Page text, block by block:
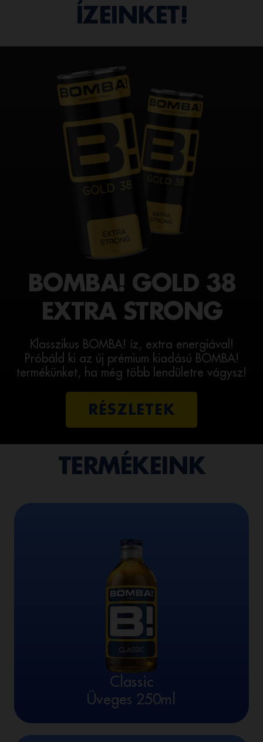
ÍZEINKET!
BOMBA! GOLD 38
EXTRA STRONG
Klasszikus BOMBA! íz, extra energiával!
Próbáld ki az új prémium kiadású BOMBA!
termékünket, ha még több lendületre vágysz!
RÉSZLETEK
TERMÉKEINK
Classic
Üveges 250ml